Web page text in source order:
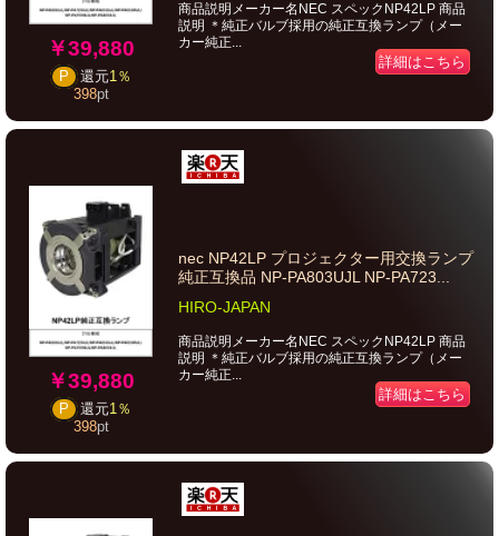
￥39,880
P 還元1％
398pt
商品説明メーカー名NEC スペックNP42LP 商品
説明 ＊純正バルブ採用の純正互換ランプ（メー
カー純正...
詳細はこちら
￥39,880
P 還元1％
398pt
nec NP42LP プロジェクター用交換ランプ
純正互換品 NP-PA803UJL NP-PA723...
HIRO-JAPAN
商品説明メーカー名NEC スペックNP42LP 商品
説明 ＊純正バルブ採用の純正互換ランプ（メー
カー純正...
詳細はこちら